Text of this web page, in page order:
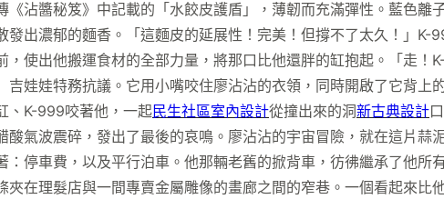
沾醬秘笈》中記載的「水餃皮護盾」，薄韌而充滿彈性。藍色
發出濃郁的麵香。「這麵皮的延展性！完美！但撐不了太久！」
，使出他搬運食材的全部力量，將那口比他還胖的缸抱起。「走
娃娃特務抗議。它用小嘴咬住廖沾沾的衣領，同時開啟了它背
、K-999咬著他，一起民生社區室內設計從撞出來的洞新古典設計
氣波震碎，發出了最後的哀鳴。廖沾沾的宇宙冒險，就在這片蒜
停車費，以及平行泊車。他那輛老舊的掀背車，彷彿繼承了他所
夾在理髮店與一間專賣金屬雕像的畫廊之間的窄巷。一個看起來